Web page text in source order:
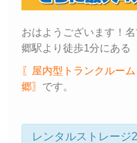
おはようございます！
郷駅より徒歩1分にある
〖屋内型トランクルー
郷〗 です。
レンタルストレージ